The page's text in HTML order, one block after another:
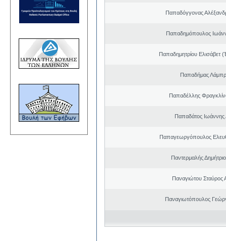
Παπαδόγγονας
Παπαδημόπουλος
Παπαδημητρίου Ελισάβετ
Παπαδήμας
Παπαδέλλης
Παπαδάτος Ιωάννης
Παπαγεωργόπουλος
Παντερμαλής
Παναγιώτου Σταύρος
Παναγιωτόπουλος